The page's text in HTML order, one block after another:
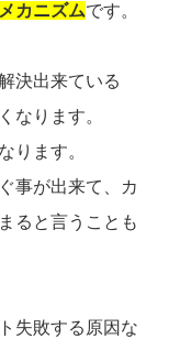
カニズムです。
決出来ている
なります。
ります。
事が出来て、カ
ると言うことも
失敗する原因な